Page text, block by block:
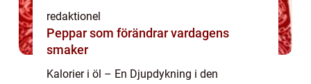
redaktionel
Peppar som förändrar vardagens
smaker
Kalorier i öl – En Djupdykning i den